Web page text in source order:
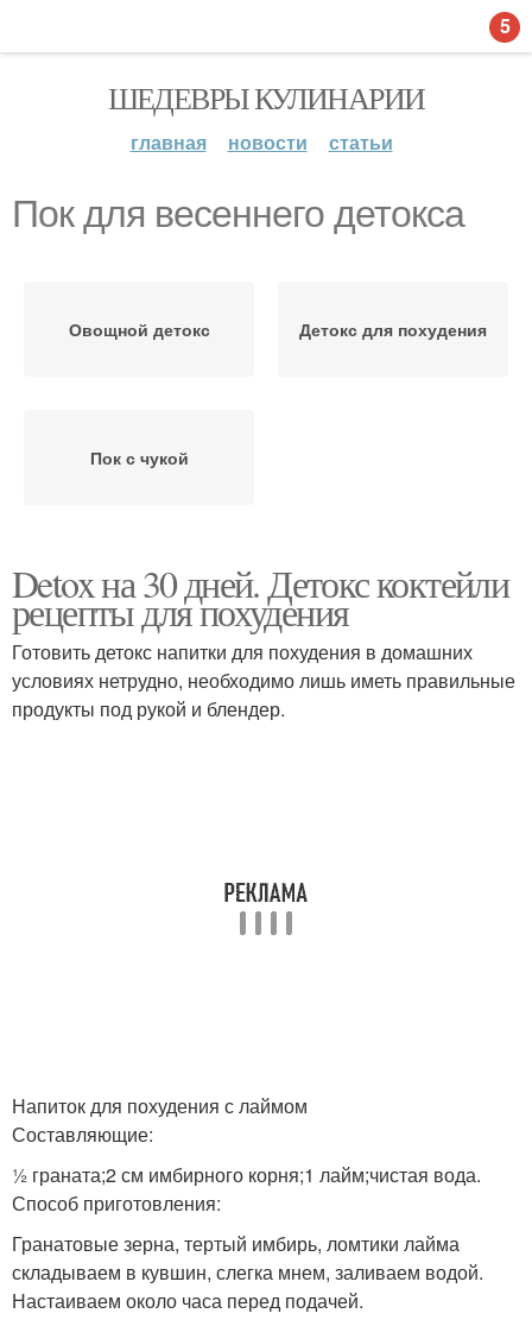
ШЕДЕВРЫ КУЛИНАРИИ
главная новости статьи
Пок для весеннего детокса
Овощной детокс Детокс для похудения
Пок с чукой
Detox на 30 дней. Детокс коктейли
рецепты для похудения
Готовить детокс напитки для похудения в домашних
условиях нетрудно, необходимо лишь иметь правильные
продукты под рукой и блендер.
Напиток для похудения с лаймом
Составляющие:
½ граната;2 см имбирного корня;1 лайм;чистая вода.
Способ приготовления:
Гранатовые зерна, тертый имбирь, ломтики лайма
складываем в кувшин, слегка мнем, заливаем водой.
Настаиваем около часа перед подачей.
5